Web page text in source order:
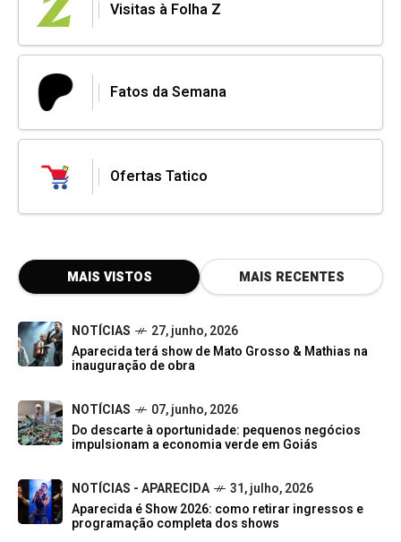
Visitas à Folha Z
Fatos da Semana
Ofertas Tatico
MAIS VISTOS MAIS RECENTES
NOTÍCIAS
27, junho, 2026
Aparecida terá show de Mato Grosso & Mathias na
inauguração de obra
NOTÍCIAS
07, junho, 2026
Do descarte à oportunidade: pequenos negócios
impulsionam a economia verde em Goiás
NOTÍCIAS - APARECIDA
31, julho, 2026
Aparecida é Show 2026: como retirar ingressos e
programação completa dos shows